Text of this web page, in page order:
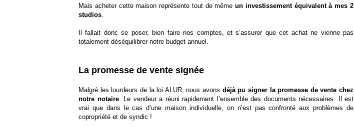
Mais acheter cette maison représente tout de mêmeun investissement équivalent à mes 2
studios.
Il fallait donc se poser, bien faire nos comptes, et s’assurer que cet achat ne vienne pas
totalement déséquilibrer notre budget annuel.
La promesse de vente signée
Malgré les lourdeurs de la loi ALUR, nous avons déjà pu signer la promesse de vente chez
notre notaire. Le vendeur a réuni rapidement l’ensemble des documents nécessaires. Il est
vrai que dans le cas d’une maison individuelle, on n’est pas confronté aux problèmes de
copropriété et de syndic !